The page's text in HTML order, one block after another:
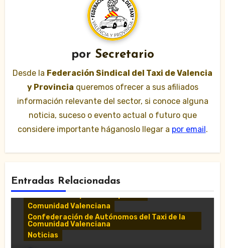
por Secretario
Desde la Federación Sindical del Taxi de Valencia
y Provincia queremos ofrecer a sus afiliados
información relevante del sector, si conoce alguna
noticia, suceso o evento actual o futuro que
considere importante háganoslo llegar a por email.
Entradas Relacionadas
Comunidad Valenciana
Confederación de Autónomos del Taxi de la
Comunidad Valenciana
Noticias